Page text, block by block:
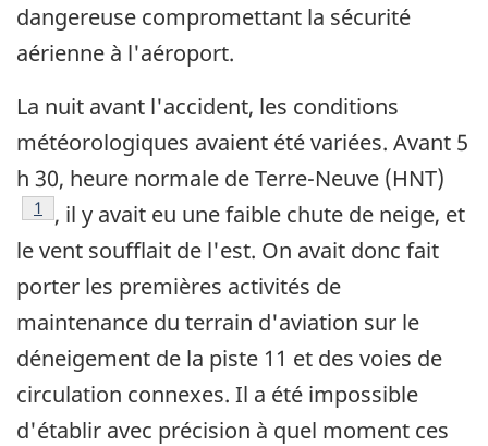
dangereuse compromettant la sécurité
aérienne à l'aéroport.
La nuit avant l'accident, les conditions
météorologiques avaient été variées. Avant 5
h 30, heure normale de Terre-Neuve (HNT)
Note de bas de page
1
, il y avait eu une faible chute de neige, et
le vent soufflait de l'est. On avait donc fait
porter les premières activités de
maintenance du terrain d'aviation sur le
déneigement de la piste 11 et des voies de
circulation connexes. Il a été impossible
d'établir avec précision à quel moment ces